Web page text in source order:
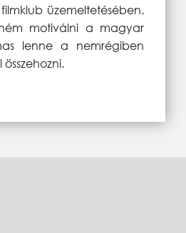
üzemeltetésében.
motiválni a magyar
lenne a nemrégiben